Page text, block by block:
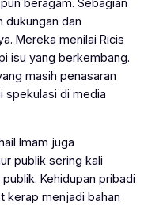
beragam. Sebagian
dukungan dan
Mereka menilai Ricis
isu yang berkembang.
masih penasaran
spekulasi di media
Imam juga
publik sering kali
Kehidupan pribadi
kerap menjadi bahan